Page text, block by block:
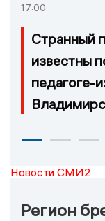
17:00
Странный
известны
педагоге-
Новости СМИ2
Регион